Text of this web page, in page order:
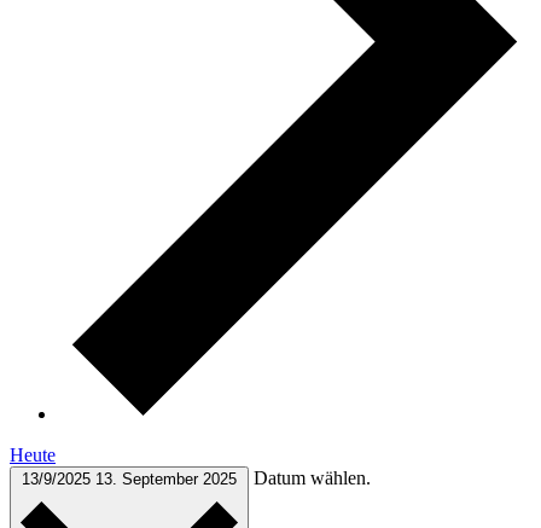
Heute
13/9/2025 13. September 2025 Datum wählen.